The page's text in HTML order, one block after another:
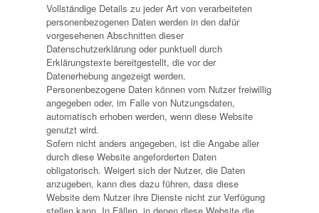
Vollständige Details zu jeder Art von verarbeiteten
personenbezogenen Daten werden in den dafür
vorgesehenen Abschnitten dieser
Datenschutzerklärung oder punktuell durch
Erklärungstexte bereitgestellt, die vor der
Datenerhebung angezeigt werden.
Personenbezogene Daten können vom Nutzer freiwillig
angegeben oder, im Falle von Nutzungsdaten,
automatisch erhoben werden, wenn diese Website
genutzt wird.
Sofern nicht anders angegeben, ist die Angabe aller
durch diese Website angeforderten Daten
obligatorisch. Weigert sich der Nutzer, die Daten
anzugeben, kann dies dazu führen, dass diese
Website dem Nutzer ihre Dienste nicht zur Verfügung